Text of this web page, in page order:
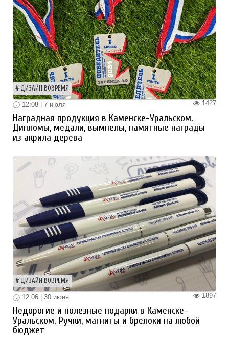
ДИЗАЙН ВОВРЕМЯ
1427
12:08 | 7 июля
Наградная продукция в Каменске-Уральском.
Дипломы, медали, вымпелы, памятные награды
из акрила дерева
ДИЗАЙН ВОВРЕМЯ
1897
12:06 | 30 июня
Недорогие и полезные подарки в Каменске-
Уральском. Ручки, магниты и брелоки на любой
бюджет